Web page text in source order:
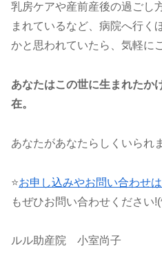
乳房ケアや産前産後の過ごし
まれているなど、病院へ行く
かと思われていたら、気軽に
あなたはこの世に生まれたか
在。
あなたがあなたらしくいられ
⭐お申し込みやお問い合わせ
もぜひお問い合わせください
ルル助産院 小室尚子